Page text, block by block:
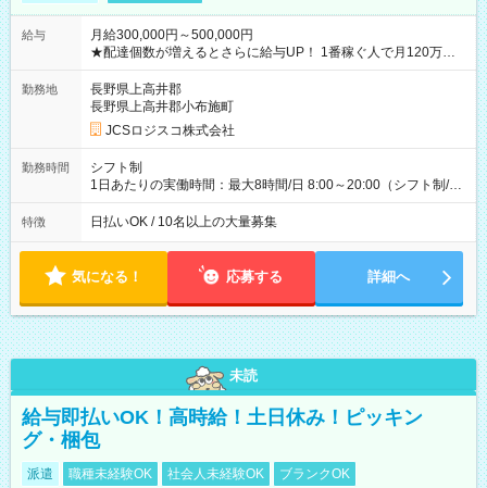
給与
月給300,000円～500,000円
★配達個数が増えるとさらに給与UP！ 1番稼ぐ人で月120万ほ
ど！ ・主要都市エリア 月収55万円／週5日稼働 月収65万~112
万円／週6日稼働 ・地方郊外エリア 月収40万円／週5日稼働 月
収40万円~50万円／週6日稼働 ＜モデルイメージ＞ ■月収50万
円 (27歳男性/江東区在住)※元建築関係 1日150個配達×25日勤務
(日休み) ■月収80万円(43歳男性/墨田区在住)※元営業 1日200個
勤務地
長野県上高井郡
長野県上高井郡小布施町
JCSロジスコ株式会社
勤務時間
シフト制
1日あたりの実働時間：最大8時間/日 8:00～20:00（シフト制/実
働8時間） ※週5日勤務（場所次第では週4も有り） ※配達状況
によって時間外での勤務可能性有り ※案件により多少の前後あ
特徴 日払いOK / 10名以上の大量募集
気になる！ 応募する 詳細へ
未読
給与即払いOK！高時給！土日休み！ピッキン
グ・梱包
派遣 職種未経験OK 社会人未経験OK
ブランクOK